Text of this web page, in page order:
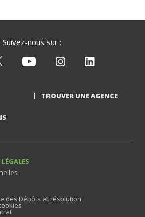
Suivez-nous sur :
TROUVER UNE AGENCE
des Dépôts et résolution